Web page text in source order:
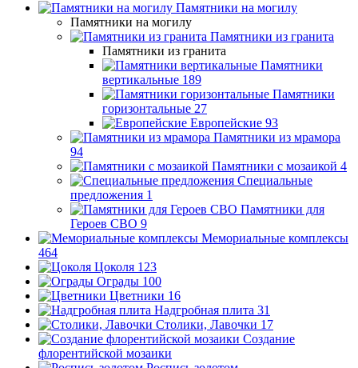
Памятники на могилу
Памятники на могилу
Памятники из гранита
Памятники из гранита
Памятники
вертикальные 189
Памятники
горизонтальные 27
Европейские 93
Памятники из мрамора
94
Памятники с мозаикой 4
Специальные
предложения 1
Памятники для
Героев СВО 9
Мемориальные комплексы
464
Цоколя 123
Ограды 100
Цветники 16
Надгробная плита 31
Столики, Лавочки 17
Создание
флорентийской мозаики